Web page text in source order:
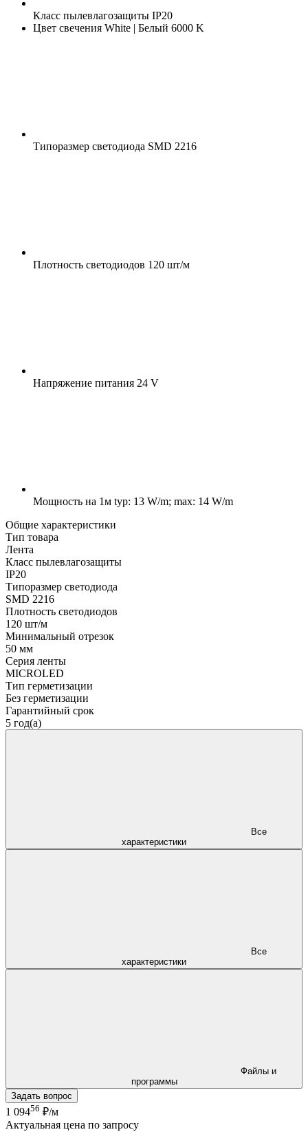
Класс пылевлагозащиты IP20
Цвет свечения White | Белый 6000 K
Типоразмер светодиода SMD 2216
Плотность светодиодов 120 шт/м
Напряжение питания 24 V
Мощность на 1м typ: 13 W/m; max: 14 W/m
Общие характеристики
Тип товара
Лента
Класс пылевлагозащиты
IP20
Типоразмер светодиода
SMD 2216
Плотность светодиодов
120 шт/м
Минимальный отрезок
50 мм
Серия ленты
MICROLED
Тип герметизации
Без герметизации
Гарантийный срок
5 год(а)
характеристики
характеристики
программы
Задать вопрос
1 09456 ₽/м
Актуальная цена по запросу